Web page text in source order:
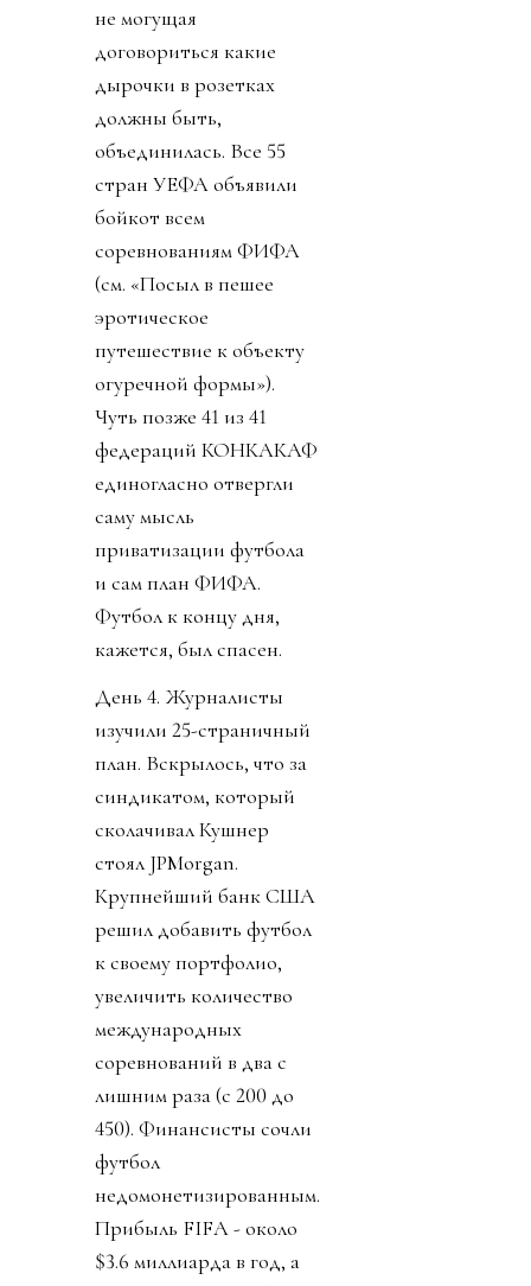
не могущая
договориться какие
дырочки в розетках
должны быть,
объединилась. Все 55
стран УЕФА объявили
бойкот всем
соревнованиям ФИФА
(см. «Посыл в пешее
эротическое
путешествие к объекту
огуречной формы»).
Чуть позже 41 из 41
федераций КОНКАКАФ
единогласно отвергли
саму мысль
приватизации футбола
и сам план ФИФА.
Футбол к концу дня,
кажется, был спасен.
День 4. Журналисты
изучили 25-страничный
план. Вскрылось, что за
синдикатом, который
сколачивал Кушнер
стоял JPMorgan.
Крупнейший банк США
решил добавить футбол
к своему портфолио,
увеличить количество
международных
соревнований в два с
лишним раза (с 200 до
450). Финансисты сочли
футбол
недомонетизированным.
Прибыль FIFA - около
$3.6 миллиарда в год, а